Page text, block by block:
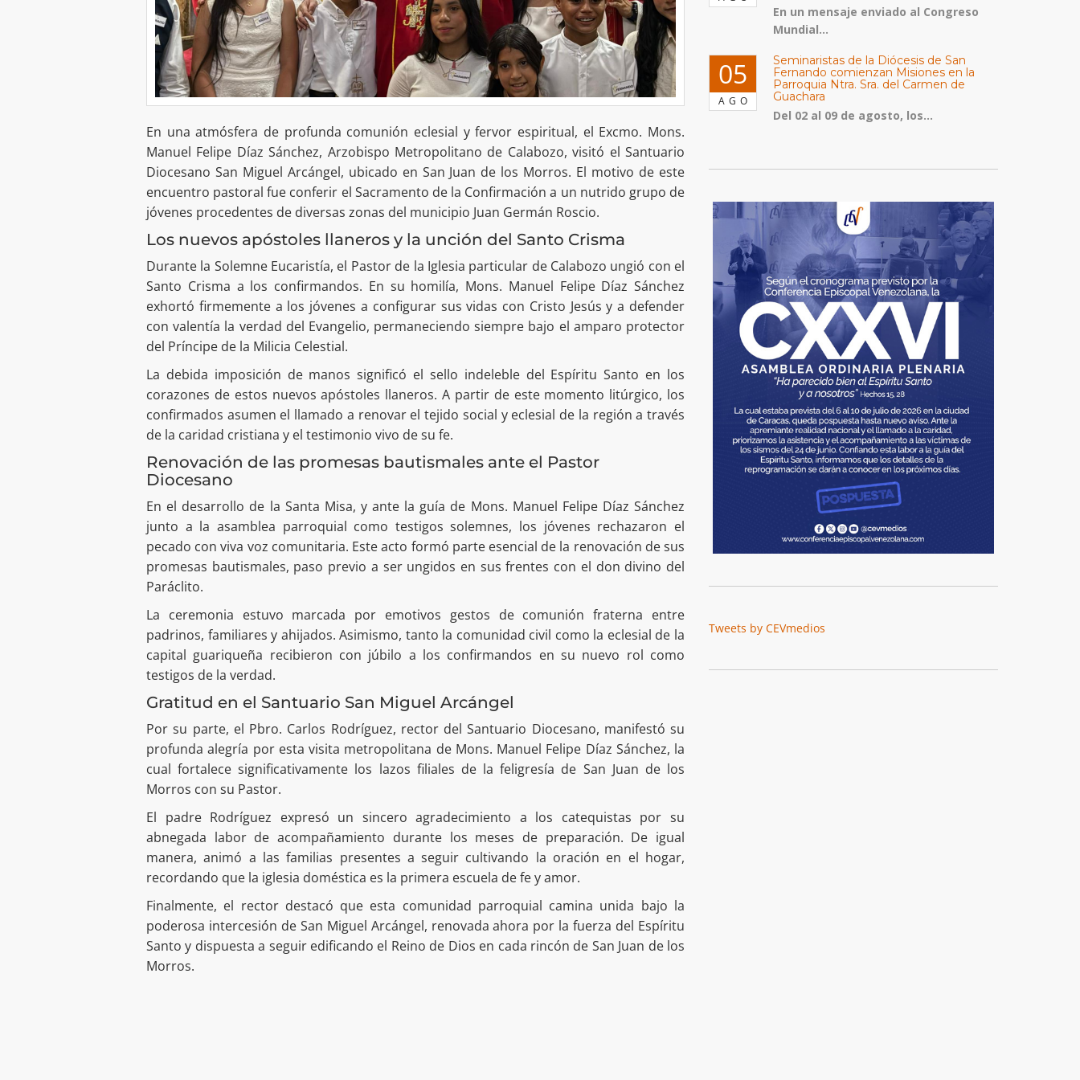
En una atmósfera de profunda comunión eclesial y fervor espiritual, el Excmo. Mons.
Manuel Felipe Díaz Sánchez, Arzobispo Metropolitano de Calabozo, visitó el Santuario
Diocesano San Miguel Arcángel, ubicado en San Juan de los Morros. El motivo de este
encuentro pastoral fue conferir el Sacramento de la Confirmación a un nutrido grupo de
jóvenes procedentes de diversas zonas del municipio Juan Germán Roscio.
Los nuevos apóstoles llaneros y la unción del Santo Crisma
Durante la Solemne Eucaristía, el Pastor de la Iglesia particular de Calabozo ungió con el
Santo Crisma a los confirmandos. En su homilía, Mons. Manuel Felipe Díaz Sánchez
exhortó firmemente a los jóvenes a configurar sus vidas con Cristo Jesús y a defender
con valentía la verdad del Evangelio, permaneciendo siempre bajo el amparo protector
del Príncipe de la Milicia Celestial.
La debida imposición de manos significó el sello indeleble del Espíritu Santo en los
corazones de estos nuevos apóstoles llaneros. A partir de este momento litúrgico, los
confirmados asumen el llamado a renovar el tejido social y eclesial de la región a través
de la caridad cristiana y el testimonio vivo de su fe.
Renovación de las promesas bautismales ante el Pastor
Diocesano
En el desarrollo de la Santa Misa, y ante la guía de Mons. Manuel Felipe Díaz Sánchez
junto a la asamblea parroquial como testigos solemnes, los jóvenes rechazaron el
pecado con viva voz comunitaria. Este acto formó parte esencial de la renovación de sus
promesas bautismales, paso previo a ser ungidos en sus frentes con el don divino del
Paráclito.
La ceremonia estuvo marcada por emotivos gestos de comunión fraterna entre
padrinos, familiares y ahijados. Asimismo, tanto la comunidad civil como la eclesial de la
capital guariqueña recibieron con júbilo a los confirmandos en su nuevo rol como
testigos de la verdad.
Gratitud en el Santuario San Miguel Arcángel
Por su parte, el Pbro. Carlos Rodríguez, rector del Santuario Diocesano, manifestó su
profunda alegría por esta visita metropolitana de Mons. Manuel Felipe Díaz Sánchez, la
cual fortalece significativamente los lazos filiales de la feligresía de San Juan de los
Morros con su Pastor.
El padre Rodríguez expresó un sincero agradecimiento a los catequistas por su
abnegada labor de acompañamiento durante los meses de preparación. De igual
manera, animó a las familias presentes a seguir cultivando la oración en el hogar,
recordando que la iglesia doméstica es la primera escuela de fe y amor.
Finalmente, el rector destacó que esta comunidad parroquial camina unida bajo la
poderosa intercesión de San Miguel Arcángel, renovada ahora por la fuerza del Espíritu
Santo y dispuesta a seguir edificando el Reino de Dios en cada rincón de San Juan de los
Morros.
En un mensaje enviado al Congreso
Mundial...
05
AGO
Seminaristas de la Diócesis de San
Fernando comienzan Misiones en la
Parroquia Ntra. Sra. del Carmen de
Guachara
Del 02 al 09 de agosto, los...
Tweets by CEVmedios